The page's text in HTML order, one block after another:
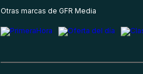
Otras marcas de GFR Media